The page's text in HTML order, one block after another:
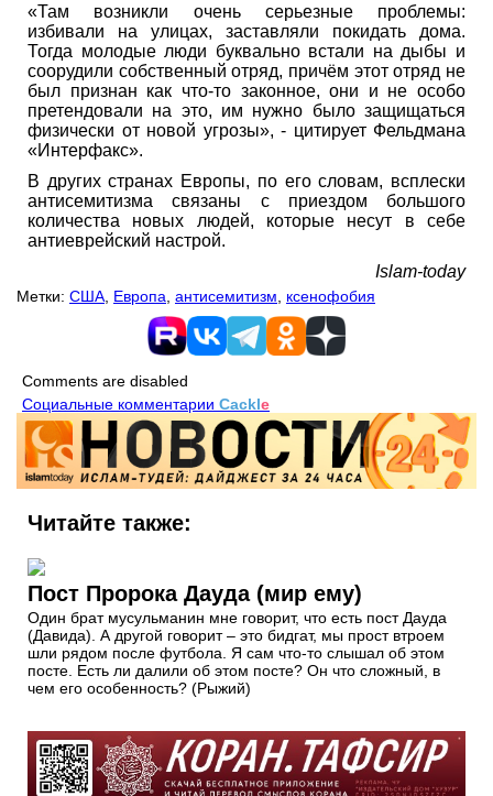
«Там возникли очень серьезные проблемы:
избивали на улицах, заставляли покидать дома.
Тогда молодые люди буквально встали на дыбы и
соорудили собственный отряд, причём этот отряд не
был признан как что-то законное, они и не особо
претендовали на это, им нужно было защищаться
физически от новой угрозы», - цитирует Фельдмана
«Интерфакс».
В других странах Европы, по его словам, всплески
антисемитизма связаны с приездом большого
количества новых людей, которые несут в себе
антиеврейский настрой.
Islam-today
Метки: США Европа антисемитизм ксенофобия
Comments are disabled
Социальные комментарии Cackle
Читайте также:
Пост Пророка Дауда (мир ему)
Один брат мусульманин мне говорит, что есть пост Дауда
(Давида). А другой говорит – это бидгат, мы прост втроем
шли рядом после футбола. Я сам что-то слышал об этом
посте. Есть ли далили об этом посте? Он что сложный, в
чем его особенность? (Рыжий)